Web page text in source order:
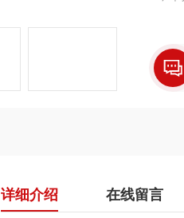
详细介绍 在线留言